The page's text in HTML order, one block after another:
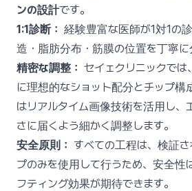
ンの設計です。
1:1診断： 経験豊富な医師が1対1の
造・脂肪分布・筋膜の位置を丁寧
精密な調整： セイェクリニックでは
に理想的なショット配分とチップ構
はリアルタイム画像技術を活用し、
さに届くよう細かく調整します。
安全原則： すべての工程は、検証
プのみを使用して行うため、安全性
フティング効果が期待できます。